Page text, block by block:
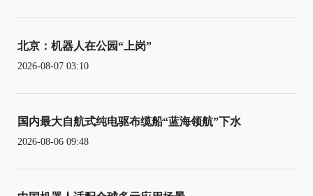
北京：机器人在公园“上岗”
2026-08-07 03:10
国内最大自航式纯电驱布缆船“蓝海领航”下水
2026-08-06 09:48